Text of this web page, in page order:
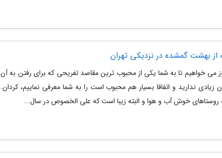
از بهشت گمشده در نزدیکی تهران
می خواهیم تا به شما یکی از محبوب ترین مقاصد تفریحی که برای رفتن به آن
زیادی ندارید و اتفاقا بسیار هم محبوب است را به شما معرفی نماییم، کردان.
روستاهای خوش آب و هوا و البته زیبا است که علی الخصوص در سال...